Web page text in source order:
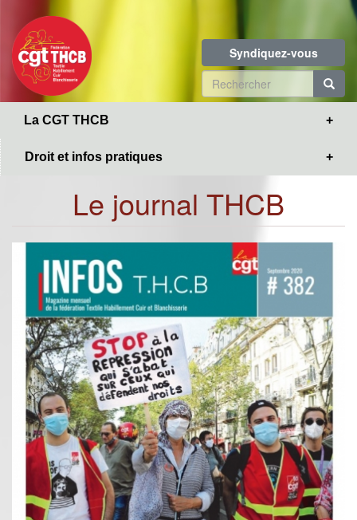
contenu
principal
Syndiquez-vous
Formulaire
de
La CGT THCB
Droit et infos pratiques
Le journal THCB